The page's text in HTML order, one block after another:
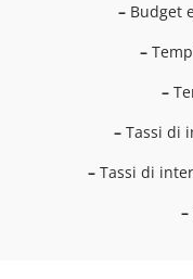
–Budget
–
–
–Tassi di
– Tassi di
–